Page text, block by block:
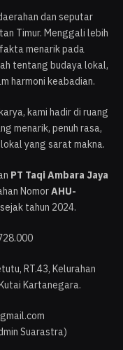
dan seputar
Timur. Menggali lebih
menarik pada
tentang budaya lokal,
harmoni keabadian.
kami hadir di ruang
menarik, penuh rasa,
yang sarat makna.
PT Taqi Ambara Jaya
NomorAHU-
tahun 2024.
RT.43, Kelurahan
Kartanegara.
Suarastra)